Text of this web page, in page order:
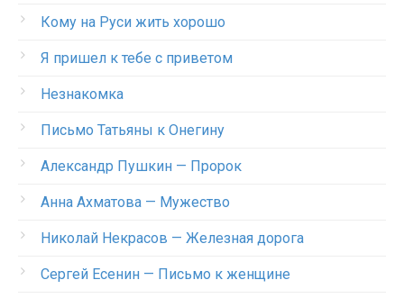
Кому на Руси жить хорошо
Я пришел к тебе с приветом
Незнакомка
Письмо Татьяны к Онегину
Александр Пушкин — Пророк
Анна Ахматова — Мужество
Николай Некрасов — Железная дорога
Сергей Есенин — Письмо к женщине